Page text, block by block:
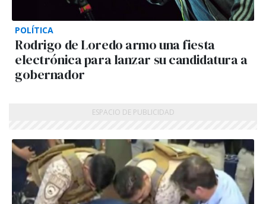
POLÍTICA
Rodrigo de Loredo armo una fiesta
electrónica para lanzar su candidatura a
gobernador